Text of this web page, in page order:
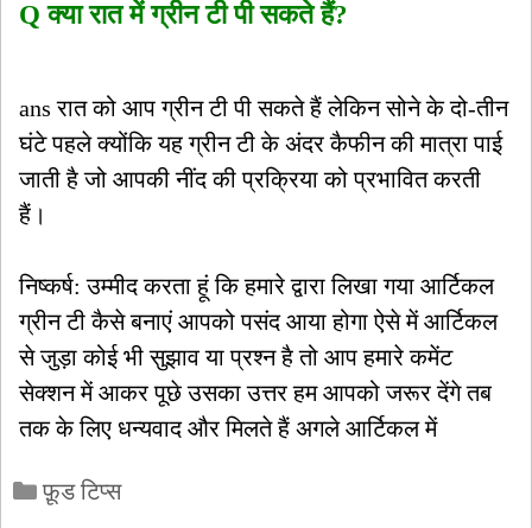
Q क्या रात में ग्रीन टी पी सकते हैं?
ans रात को आप ग्रीन टी पी सकते हैं लेकिन सोने के दो-तीन
घंटे पहले क्योंकि यह ग्रीन टी के अंदर कैफीन की मात्रा पाई
जाती है जो आपकी नींद की प्रक्रिया को प्रभावित करती
हैं।
निष्कर्ष: उम्मीद करता हूं कि हमारे द्वारा लिखा गया आर्टिकल
ग्रीन टी कैसे बनाएं आपको पसंद आया होगा ऐसे में आर्टिकल
से जुड़ा कोई भी सुझाव या प्रश्न है तो आप हमारे कमेंट
सेक्शन में आकर पूछे उसका उत्तर हम आपको जरूर देंगे तब
तक के लिए धन्यवाद और मिलते हैं अगले आर्टिकल में
Categories
फ़ूड टिप्स